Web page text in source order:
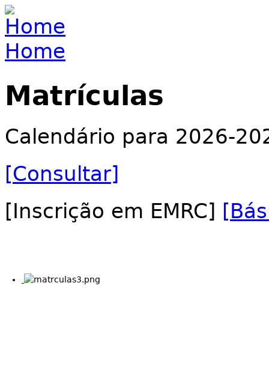
Jump to navigation
You are here
Home
Matrículas
Calendário para 2026-
[Consultar]
[Inscrição em EMRC]